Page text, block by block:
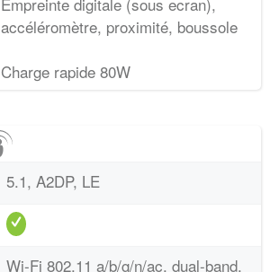
accéléromètre, proximité, boussole
Charge rapide 80W
5.1, A2DP, LE
Wi-Fi 802.11 a/b/g/n/ac, dual-band,